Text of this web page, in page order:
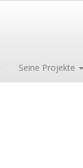
Seine Projekte